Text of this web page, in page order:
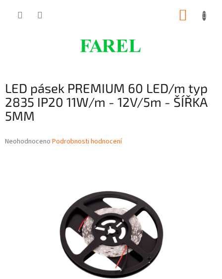
LED pásek PREMIUM 60 LED/m typ
2835 IP20 11W/m - 12V/5m - ŠÍŘKA
5MM
Průměrné
Neohodnoceno Podrobnosti hodnocení